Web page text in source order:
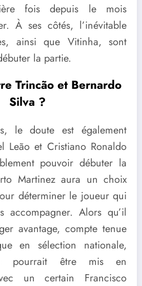
fois depuis le mois
À ses côtés, l’inévitable
ainsi que Vitinha, sont
la partie.
Trincão et Bernardo
Silva ?
le doute est également
Leão et Cristiano Ronaldo
pouvoir débuter la
Martinez aura un choix
déterminer le joueur qui
accompagner. Alors qu’il
avantage, compte tenue
en sélection nationale,
pourrait être mis en
un certain Francisco